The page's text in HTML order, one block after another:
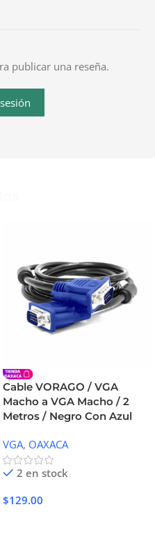
publicar una reseña.
Cable VORAGO / VGA
Macho a VGA Macho / 2
Metros / Negro Con Azul
VGA, OAXACA
2 en stock
$129.00